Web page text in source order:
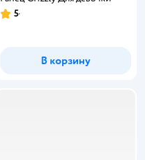
Рейтинг:
5
В корзину